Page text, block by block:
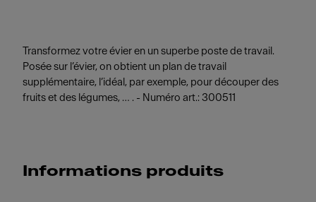
Transformez votre évier en un superbe poste de travail.
Posée sur l’évier, on obtient un plan de travail
supplémentaire, l’idéal, par exemple, pour découper des
fruits et des légumes, … . - Numéro art.: 300511
Informations produits